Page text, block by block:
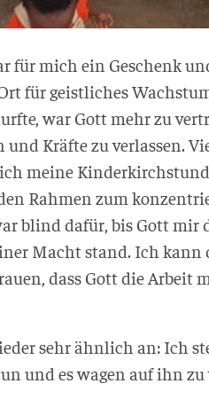
für mich ein Geschenk
für geist­li­ches
war Gott mehr zu
Kräf­te zu ver­las­sen.
mei­ne
Rah­men zum
blind dafür, bis Gott mir
Macht stand. Ich
dass Gott die
sehr ähn­lich an: Ich
und es wagen auf ihn